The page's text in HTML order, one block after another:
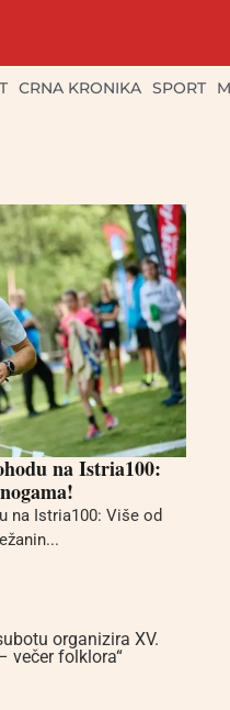
CRNA KRONIKA SPORT
na Istria100:
na Istria100: Više od
organizira XV.
večer folklora“